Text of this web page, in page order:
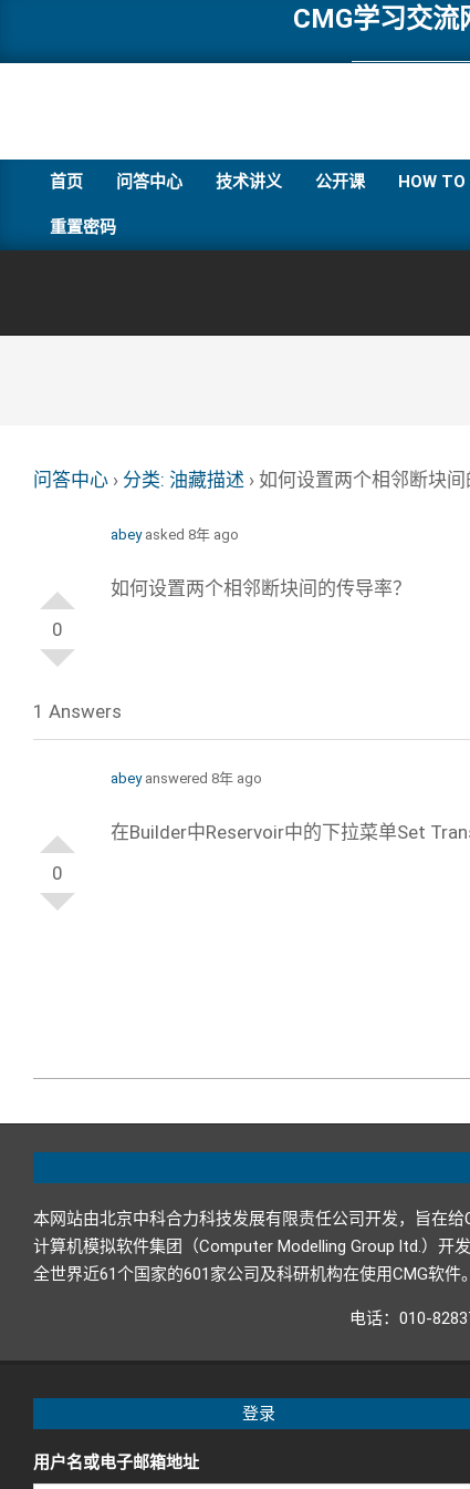
content
CMG学习交流
首页 问答中心 技术讲义 公开课 HOW TO
重置密码
问答中心 › 分类: 油藏描述 › 如何设置两个相邻断块间
0
abeyasked 8年 ago
如何设置两个相邻断块间的传导率？
1 Answers
0
abeyanswered 8年 ago
在Builder中Reservoir中的下拉菜单Set
03-
本网站由北京中科合力科技发展有限责任公司开发，旨在
计算机模拟软件集团（Computer Modelling Group ltd.）开
全世界近61个国家的601家公司及科研机构在使用CMG软件。
电话：010-
登录
用户名或电子邮箱地址